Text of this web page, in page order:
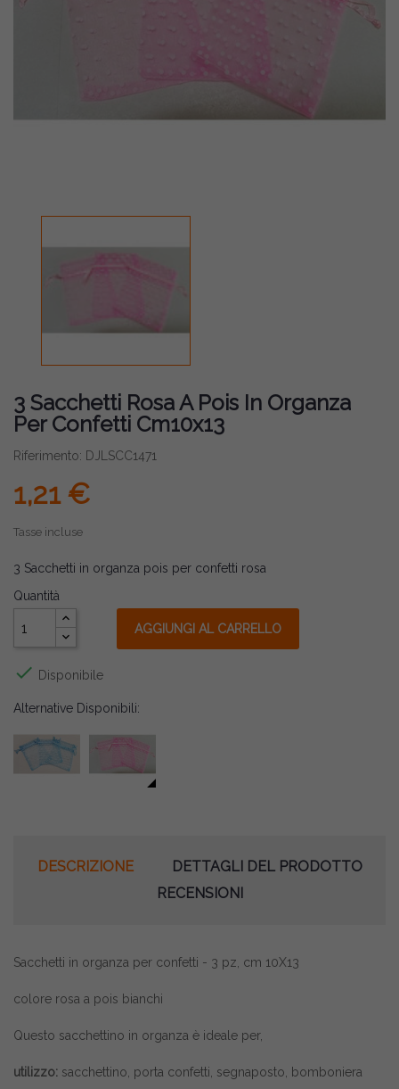
3 Sacchetti Rosa A Pois In Organza
Per Confetti Cm10x13
Riferimento: DJLSCC1471
1,21 €
Tasse incluse
3 Sacchetti in organza pois per confetti rosa
Quantità
AGGIUNGI AL CARRELLO
 Disponibile
Alternative Disponibili:
DESCRIZIONE
DETTAGLI DEL PRODOTTO
RECENSIONI
Sacchetti in organza per confetti - 3 pz, cm 10X13
colore rosa a pois bianchi
Questo sacchettino in organza è ideale per,
utilizzo: sacchettino, porta confetti, segnaposto, bomboniera